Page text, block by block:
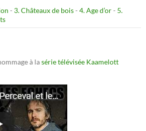
- 3. Châteaux de bois- 4. Age d’or- 5.
à lasérie télévisée Kaamelott